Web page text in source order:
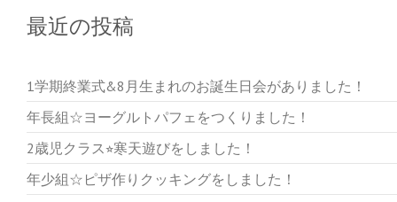
最近の投稿
1学期終業式&8月生まれのお誕生日会がありました！
年長組☆ヨーグルトパフェをつくりました！
2歳児クラス⭐︎寒天遊びをしました！
年少組☆ピザ作りクッキングをしました！